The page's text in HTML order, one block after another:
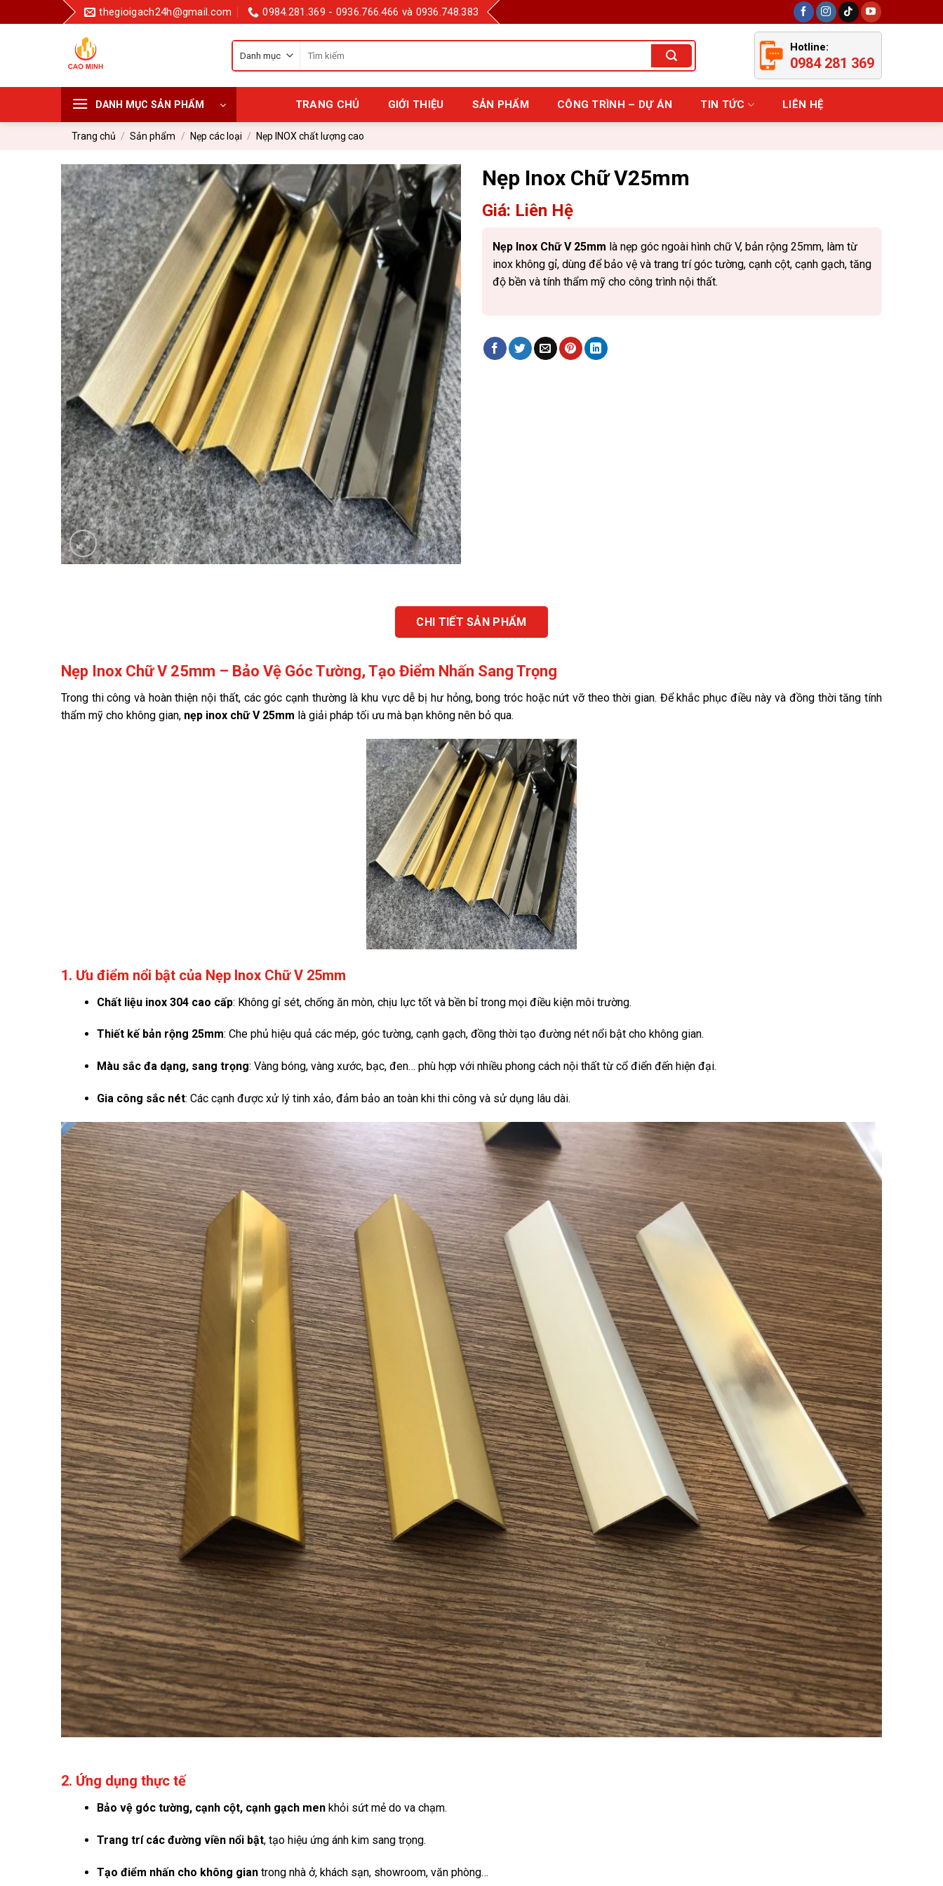
qua
thegioigach24h@gmail.com 0984.281.369 - 0936.766.466 và 0936.748.383
kiếm
cho:
Hotline:
0984 281 369
DANH MỤC SẢN PHẨM TRANG CHỦ GIỚI THIỆU SẢN PHẨM CÔNG TRÌNH – DỰ ÁN TIN TỨC LIÊN HỆ
Trang chủ / Sản phẩm / Nẹp các loại / Nẹp INOX chất lượng cao
Nẹp Inox Chữ V25mm
Giá: Liên Hệ
Nẹp Inox Chữ V 25mm là nẹp góc ngoài hình chữ V, bản rộng 25mm, làm từ
inox không gỉ, dùng để bảo vệ và trang trí góc tường, cạnh cột, cạnh gạch, tăng
độ bền và tính thẩm mỹ cho công trình nội thất.
CHI TIẾT SẢN PHẨM
Nẹp Inox Chữ V 25mm – Bảo Vệ Góc Tường, Tạo Điểm Nhấn Sang Trọng
Trong thi công và hoàn thiện nội thất, các góc cạnh thường là khu vực dễ bị hư hỏng, bong tróc hoặc nứt vỡ theo thời gian. Để khắc phục điều này và đồng thời tăng tính
thẩm mỹ cho không gian, nẹp inox chữ V 25mm là giải pháp tối ưu mà bạn không nên bỏ qua.
1. Ưu điểm nổi bật của Nẹp Inox Chữ V 25mm
Chất liệu inox 304 cao cấp: Không gỉ sét, chống ăn mòn, chịu lực tốt và bền bỉ trong mọi điều kiện môi trường.
Thiết kế bản rộng 25mm: Che phủ hiệu quả các mép, góc tường, cạnh gạch, đồng thời tạo đường nét nổi bật cho không gian.
Màu sắc đa dạng, sang trọng: Vàng bóng, vàng xước, bạc, đen… phù hợp với nhiều phong cách nội thất từ cổ điển đến hiện đại.
Gia công sắc nét: Các cạnh được xử lý tinh xảo, đảm bảo an toàn khi thi công và sử dụng lâu dài.
2. Ứng dụng thực tế
Bảo vệ góc tường, cạnh cột, cạnh gạch menkhỏi sứt mẻ do va chạm.
Trang trí các đường viền nổi bật, tạo hiệu ứng ánh kim sang trọng.
Tạo điểm nhấn cho không giantrong nhà ở, khách sạn, showroom, văn phòng…